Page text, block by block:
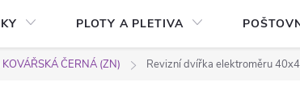
PLOTY A PLETIVA
ČERNÁ (ZN) Revizní dvířka elektroměru